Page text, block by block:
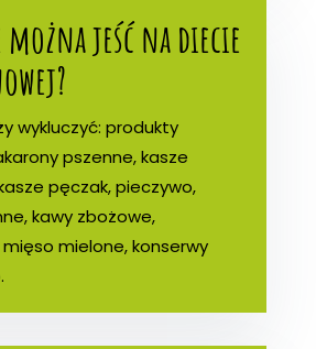
można jeść na diecie
wykluczyć: produkty
pszenne, kasze
pęczak, pieczywo,
kawy zbożowe,
mielone, konserwy